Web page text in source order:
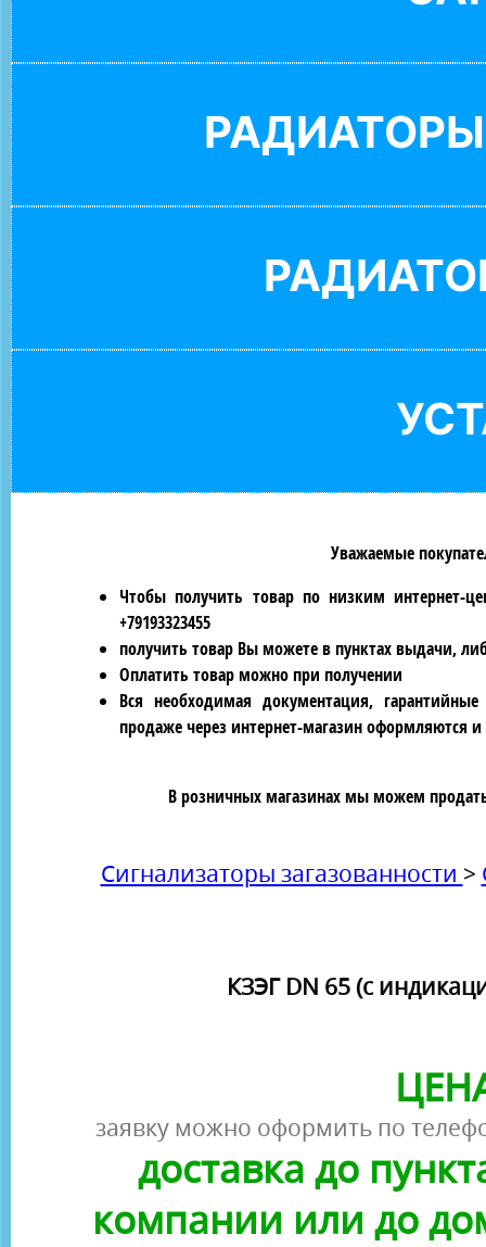
Уважаемые
Чтобы получить товар по низким интернет-
+79193323455
получить товар Вы можете в пунктах выдачи,
Оплатить товар можно при получении
Вся необходимая документация,
продаже через интернет-магазин оформляются
В розничных магазинах мы можем
Сигнализаторы загазованности >
КЗЭГ DN 65 (с
заявку можно оформить по
доставка до
компании или до